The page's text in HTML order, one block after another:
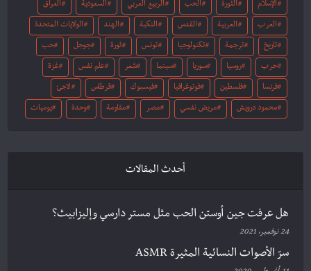
الإسلام الثورة الحب الربيع العربي السعودية العراق
العرب العربية القدس النكبة الهند الولايات المتحدة
تاريخ ترجمة تكنولوجيا تونس ثورة جوجل حب
حرب روسيا سوريا سينما شعر علم نفس غزة
فرنسا فلسطين فوتوغرافيا فيسبوك قرطاس لاجئ
محمود درويش مريض نفسي مصر مقاومة وحدة يوميات
أحدث المقالات
هل عرفت جين أوستن الحب مثل مستر دارسي وإليزابيث؟
24 نوفمبر، 2021
سرّ الأصوات النسائية المثيرة ASMR